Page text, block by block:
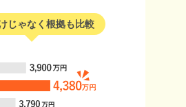
じゃなく根拠も比較